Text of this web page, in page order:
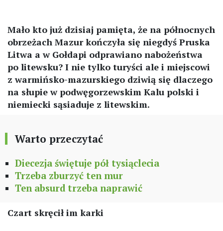
Mało kto już dzisiaj pamięta, że na północnych
obrzeżach Mazur kończyła się niegdyś Pruska
Litwa a w Gołdapi odprawiano nabożeństwa
po litewsku? I nie tylko turyści ale i miejscowi
z warmińsko-mazurskiego dziwią się dlaczego
na słupie w podwęgorzewskim Kalu polski i
niemiecki sąsiaduje z litewskim.
Warto przeczytać
Diecezja świętuje pół tysiąclecia
Trzeba zburzyć ten mur
Ten absurd trzeba naprawić
Czart skręcił im karki